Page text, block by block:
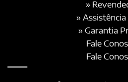
»
» Assistência
» Garantia
Fale
Fale